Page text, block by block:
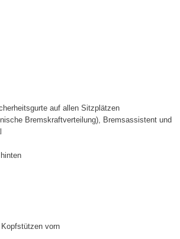
auf allen Sitzplätzen
Bremskraftverteilung), Bremsassistent und
vorn